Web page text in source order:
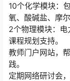
10个化学模块：
氧、酸碱盐、摩
2个物理模块：电
课程规划支持。
教师门户网站，
践。
定期网络研讨会